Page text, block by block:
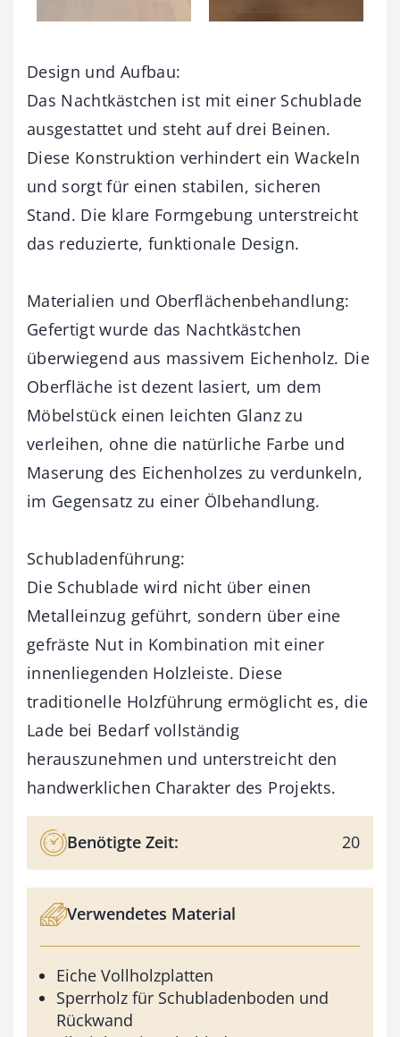
Design und Aufbau:
Das Nachtkästchen ist mit einer Schublade
ausgestattet und steht auf drei Beinen.
Diese Konstruktion verhindert ein Wackeln
und sorgt für einen stabilen, sicheren
Stand. Die klare Formgebung unterstreicht
das reduzierte, funktionale Design.
Materialien und Oberflächenbehandlung:
Gefertigt wurde das Nachtkästchen
überwiegend aus massivem Eichenholz. Die
Oberfläche ist dezent lasiert, um dem
Möbelstück einen leichten Glanz zu
verleihen, ohne die natürliche Farbe und
Maserung des Eichenholzes zu verdunkeln,
im Gegensatz zu einer Ölbehandlung.
Schubladenführung:
Die Schublade wird nicht über einen
Metalleinzug geführt, sondern über eine
gefräste Nut in Kombination mit einer
innenliegenden Holzleiste. Diese
traditionelle Holzführung ermöglicht es, die
Lade bei Bedarf vollständig
herauszunehmen und unterstreicht den
handwerklichen Charakter des Projekts.
Benötigte Zeit: 20
Verwendetes Material
Eiche Vollholzplatten
Sperrholz für Schubladenboden und
Rückwand